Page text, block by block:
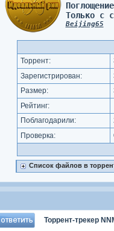
Только с
Beijing65
Торрент:
Зарегистрирован:
Размер:
Рейтинг:
Поблагодарили:
Проверка:
Список файлов в
Торрент-трекер